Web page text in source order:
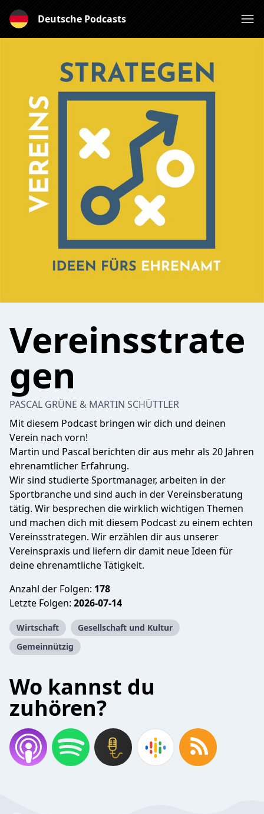
Deutsche Podcasts
Vereinsstrate
gen
PASCAL GRÜNE & MARTIN SCHÜTTLER
Mit diesem Podcast bringen wir dich und deinen
Verein nach vorn!
Martin und Pascal berichten dir aus mehr als 20 Jahren
ehrenamtlicher Erfahrung.
Wir sind studierte Sportmanager, arbeiten in der
Sportbranche und sind auch in der Vereinsberatung
tätig. Wir besprechen die wirklich wichtigen Themen
und machen dich mit diesem Podcast zu einem echten
Vereinsstrategen. Wir erzählen dir aus unserer
Vereinspraxis und liefern dir damit neue Ideen für
deine ehrenamtliche Tätigkeit.
Anzahl der Folgen: 178
Letzte Folgen: 2026-07-14
Wirtschaft
Gesellschaft und Kultur
Gemeinnützig
Wo kannst du
zuhören?